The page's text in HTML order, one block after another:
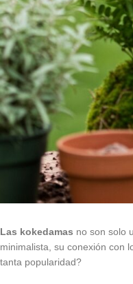
Las kokedamas no son solo
minimalista, su conexión con
tanta popularidad?